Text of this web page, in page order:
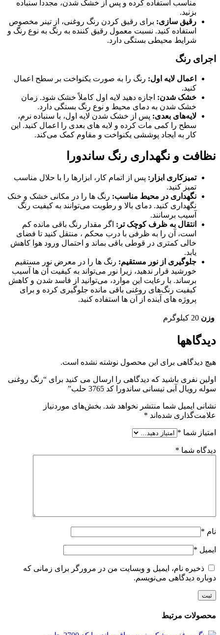
مناسب استفاده کرده و پس از خشک شدن، مجدداً سنباده
بزنید.
رقیق‌ سازی: برای رقیق کردن رنگ روغنی، از تینر مخصوص
استفاده کنید. نسبت معمول رقیق‌ کننده به رنگ به نوع رنگ و
شرایط محیطی بستگی دارد.
اجرای رنگ
اعمال لایه اول: رنگ را به صورت یکنواخت بر سطح اعمال
کنید.
خشک شدن: اجازه دهید لایه اول کاملاً خشک شود. زمان
خشک شدن به دمای محیط و نوع رنگ بستگی دارد.
لایه‌های بعدی: پس از خشک شدن لایه اول، با سنباده نرم،
سطح را کمی مات کرده و لایه‌ های بعدی را اعمال کنید. این
کار به ایجاد پوششی یکنواخت و مقاوم کمک می‌کند.
نظافت و نگهداری رنگ ساندورا
تمیزکاری ابزار : پس از اتمام کار، ابزارها را با حلال مناسب
تمیز کنید.
نگهداری در محیط مناسب: رنگ ‌ها را در مکانی خشک و خنک
نگهداری کنید. دمای بالا و رطوبت می‌توانند به کیفیت رنگ
آسیب برسانند.
انتقال به ظرف کوچک ‌تر : اگر مقدار رنگ باقی‌ مانده کم
است، آن را به ظرفی با درب محکم ، منتقل کنید تا فضای
خالی کمتری در قوطی باقی بماند و احتمال ورود هوا کاهش
یابد.
جلوگیری از نور مستقیم: رنگ ‌ها را در معرض نور مستقیم
خورشید قرار ندهید، زیرا نور می‌تواند به کیفیت آن ‌ها آسیب
برساند. با رعایت این موارد، می‌توانید از فاسد شدن و کاهش
کیفیت رنگ‌های روغنی باقی ‌مانده جلوگیری کرده و برای
پروژه‌ های آینده از آن‌ ها استفاده کنید.
وزن 20 کیلوگرم
دیدگاهها
هیچ دیدگاهی برای این محصول نوشته نشده است.
اولین نفری باشید که دیدگاهی را ارسال می کنید برای “رنگ روغنی
سوله رویال آبی نیسانی ساندورا کد 3765 حلب”
نشانی ایمیل شما منتشر نخواهد شد. بخش‌های موردنیاز
علامت‌گذاری شده‌اند *
امتیاز شما *
دیدگاه شما *
نام *
ایمیل *
ذخیره نام، ایمیل و وبسایت من در مرورگر برای زمانی که
دوباره دیدگاهی می‌نویسم.
محصولات مرتبط